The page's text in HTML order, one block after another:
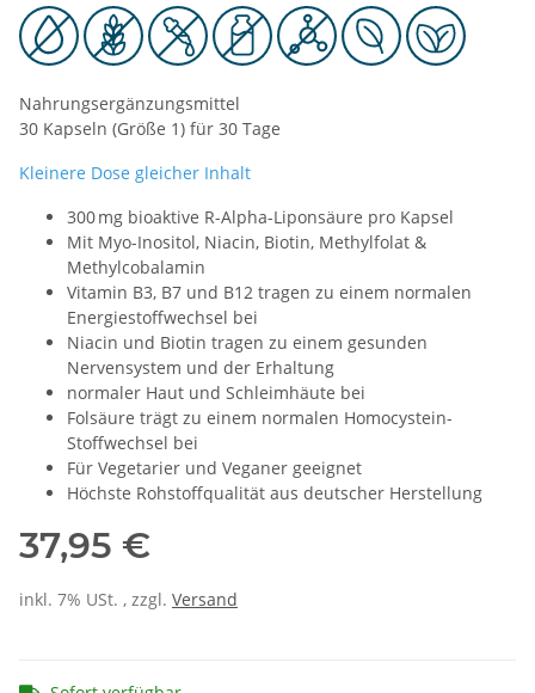
Nahrungsergänzungsmittel
30 Kapseln (Größe 1) für 30 Tage
Kleinere Dose gleicher Inhalt
300 mg bioaktive R-Alpha-Liponsäure pro Kapsel
Mit Myo-Inositol, Niacin, Biotin, Methylfolat &
Methylcobalamin
Vitamin B3, B7 und B12 tragen zu einem normalen
Energiestoffwechsel bei
Niacin und Biotin tragen zu einem gesunden
Nervensystem und der Erhaltung
normaler Haut und Schleimhäute bei
Folsäure trägt zu einem normalen Homocystein-
Stoffwechsel bei
Für Vegetarier und Veganer geeignet
Höchste Rohstoffqualität aus deutscher Herstellung​
37,95 €
inkl. 7% USt. , zzgl. Versand